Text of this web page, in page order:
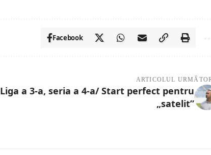
Facebook
ARTICOLUL
Liga a 3-a, seria a 4-a/ Start perfect pentru
„satelit”